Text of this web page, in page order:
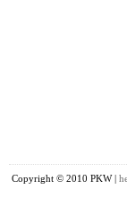
Copyright © 2010 PKW |